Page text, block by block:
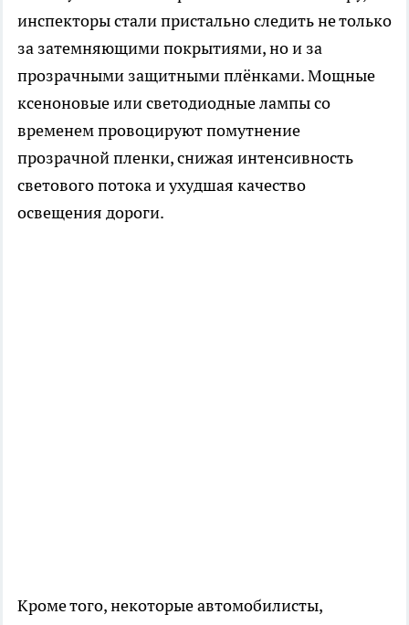
инспекторы стали пристально следить не только
за затемняющими покрытиями, но и за
прозрачными защитными плёнками. Мощные
ксеноновые или светодиодные лампы со
временем провоцируют помутнение
прозрачной пленки, снижая интенсивность
светового потока и ухудшая качество
освещения дороги.
Кроме того, некоторые автомобилисты,